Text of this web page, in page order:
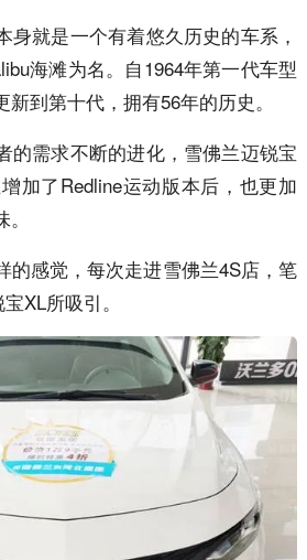
身就是一个有着悠久历史的车系，
海滩为名。自1964年第一代车型
到第十代，拥有56年的历史。
的需求不断的进化，雪佛兰迈锐宝
加了Redline运动版本后，也更加
的感觉，每次走进雪佛兰4S店，笔
XL所吸引。